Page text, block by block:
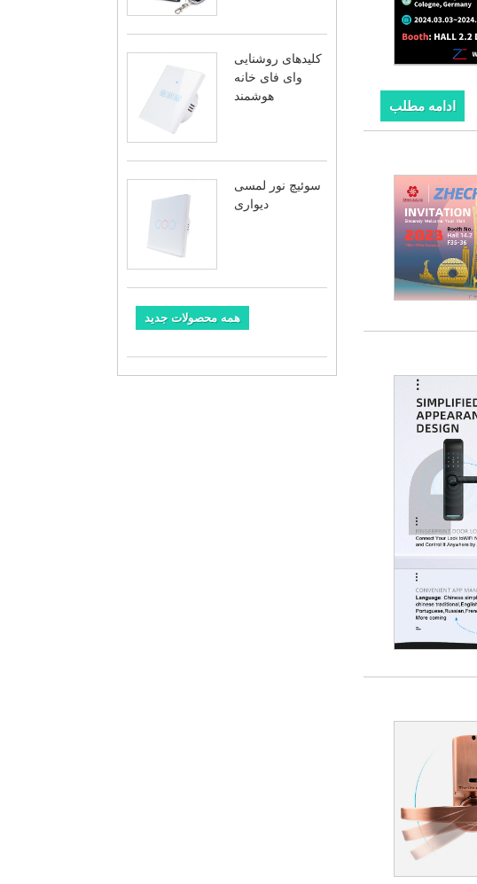
کلیدهای روشنایی
وای فای خانه
هوشمند
سوئیچ نور لمسی
دیواری
همه محصولات جدید
ادامه مطلب